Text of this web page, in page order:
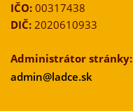
IČO: 00317438
DIČ: 2020610933
Administrátor stránky:
admin@ladce.sk